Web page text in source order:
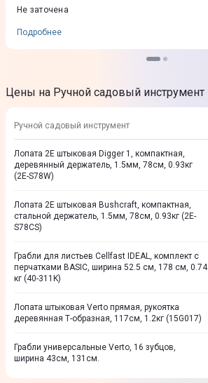
Не заточена
Подробнее
Цены на Ручной садовый инструмент
Ручной садовый инструмент
Лопата 2E штыковая Digger 1, компактная,
деревянный держатель, 1.5мм, 78см, 0.93кг
(2E-S78W)
Лопата 2E штыковая Bushcraft, компактная,
стальной держатель, 1.5мм, 78см, 0.93кг (2E-
S78CS)
Грабли для листьев Cellfast IDEAL, комплект с
перчатками BASIC, ширина 52.5 см, 178 см, 0.74
кг (40-311K)
Лопата штыковая Verto прямая, рукоятка
деревянная Т-образная, 117см, 1.2кг (15G017)
Грабли универсальные Verto, 16 зубцов,
ширина 43см, 131см.